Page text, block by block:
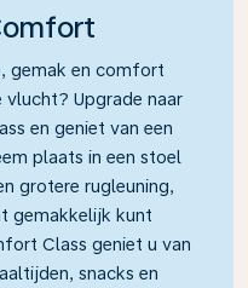
gemak en comfort
Upgrade naar
en geniet van een
plaats in een stoel
grotere rugleuning,
gemakkelijk kunt
Class geniet u van
snacks en